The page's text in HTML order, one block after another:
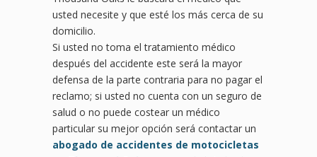
usted necesite y que esté los más cerca de su
domicilio.
Si usted no toma el tratamiento médico
después del accidente este será la mayor
defensa de la parte contraria para no pagar el
reclamo; si usted no cuenta con un seguro de
salud o no puede costear un médico
particular su mejor opción será contactar un
abogado de accidentes de motocicletas